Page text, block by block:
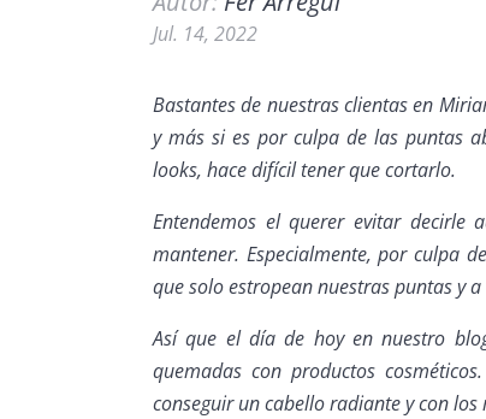
Jul. 14, 2022
Bastantes de nuestras clientas en
y más si es por culpa de las puntas
looks, hace difícil tener que cortarlo.
Entendemos el querer evitar
mantener. Especialmente, por culpa
que solo estropean nuestras puntas y
Así que el día de hoy en nuestro
quemadas con productos
conseguir un cabello radiante y con los